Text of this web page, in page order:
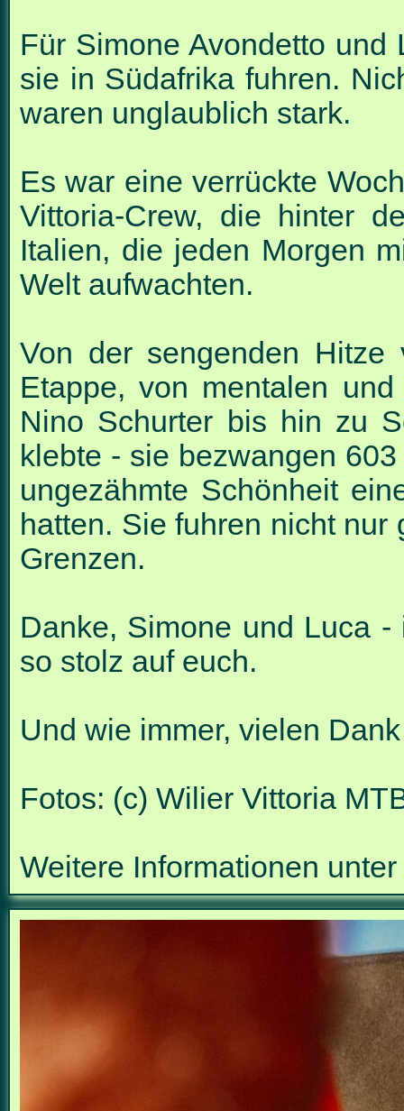
Für Simone Avondetto
sie in Südafrika fuhren.
waren unglaublich stark.
Es war eine verrückte
Vittoria-Crew, die hinter
Italien, die jeden Morgen
Welt aufwachten.
Von der sengenden
Etappe, von mentalen
Nino Schurter bis hin zu
klebte - sie bezwangen
ungezähmte Schönheit
hatten. Sie fuhren nicht
Grenzen.
Danke, Simone und Luca
so stolz auf euch.
Und wie immer, vielen
Fotos: (c) Wilier Vittoria
Weitere Informationen unter